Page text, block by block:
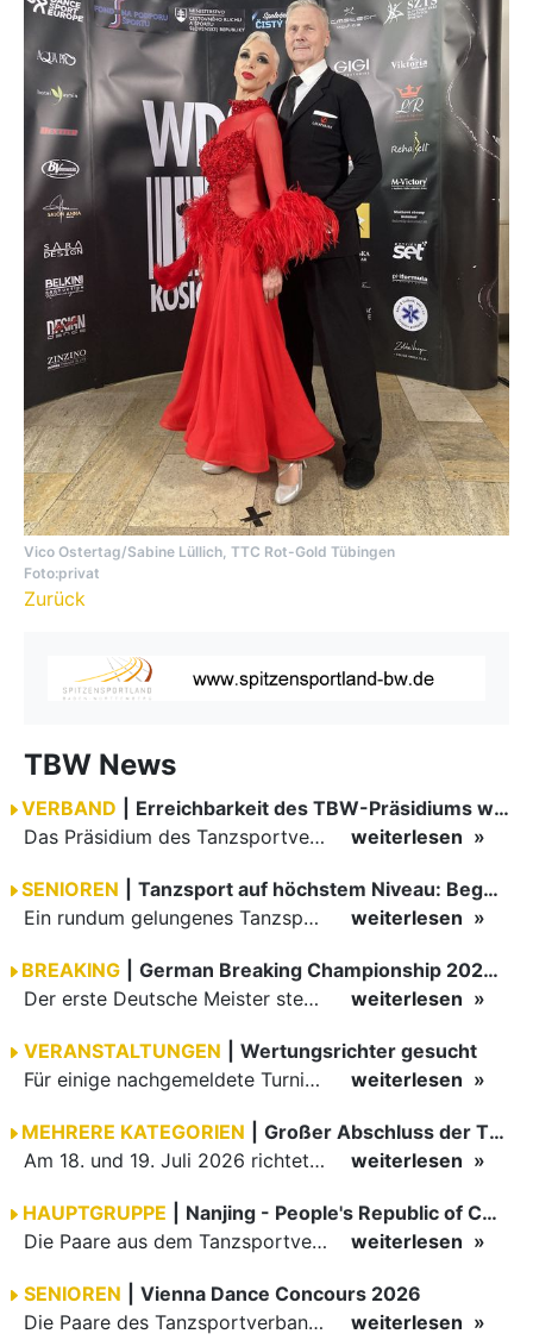
Vico Ostertag/Sabine Lüllich, TTC Rot-Gold Tübingen
Foto:privat
Zurück
TBW News
VERBAND
Erreichbarkeit des TBW-Präsidiums während der GOC 2026
Das Präsidium des Tanzsportverbandes Baden-Württemberg (TBW) ist in der Zeit vom 09.08.2026 bis einschließlich 16.08.2026 nicht erreichbar. Da alle Präsidiumsmitglieder vor Ort bei den German Open…
weiterlesen
SENIOREN
Tanzsport auf höchstem Niveau: Begeisterung bei den Turnieren in…
Ein rundum gelungenes Tanzsport-Wochenende liegt hinter den Paaren und Organisatoren in Enzklösterle. Am 1. und 2. August 2026 verwandelte sich die Festhalle wieder in einen lebendigen Mittelpunkt des…
weiterlesen
BREAKING
German Breaking Championship 2026 in Hannover
Der erste Deutsche Meister steht fest B-Boy Roman siegt bei den Juniors
weiterlesen
VERANSTALTUNGEN
Wertungsrichter gesucht
Für einige nachgemeldete Turniere im 2 Halbjahr sucht der ZWE noch Wertungsrichter.
weiterlesen
MEHRERE KATEGORIEN
Großer Abschluss der TBW-Trophy in Weinheim
Am 18. und 19. Juli 2026 richtete die Tanzsportabteilung (TSA) der TSG 1862 Weinheim das Abschlussturnier der diesjährigen TBW-Trophy-Serie aus. Zum traditionellen Saisonfinale kamen rund 400 Starts über…
weiterlesen
HAUPTGRUPPE
Nanjing - People's Republic of China
Die Paare aus dem Tanzsportverband Baden-Württemberg (TBW) haben beim hochklassig besetzten WDSF GrandSlam im chinesischen Nanjing wieder einmal auf internationalem Top-Niveau geglänzt. Das…
weiterlesen
SENIOREN
Vienna Dance Concours 2026
Die Paare des Tanzsportverbandes Baden-Württemberg (TBW) glänzten auf dem internationalen Parkett des Vienna Dance Concourse 2026 im Wiener Rathaus mit hervorragenden Platzierungen Ergebnisse unter: …
weiterlesen